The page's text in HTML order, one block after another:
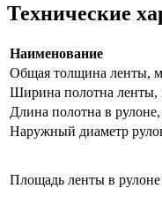
Технические
Наименование
Общая толщина ленты,
Ширина полотна
Длина полотна в
Наружный диаметр
Площадь ленты в